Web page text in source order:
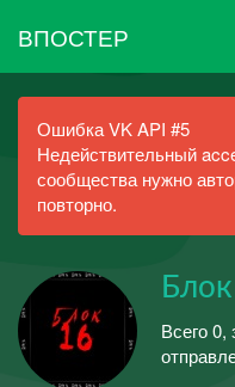
ВПОСТЕР
Ошибка VK API #5
Недействительный
сообщества нужно
повторно.
Всего 0,